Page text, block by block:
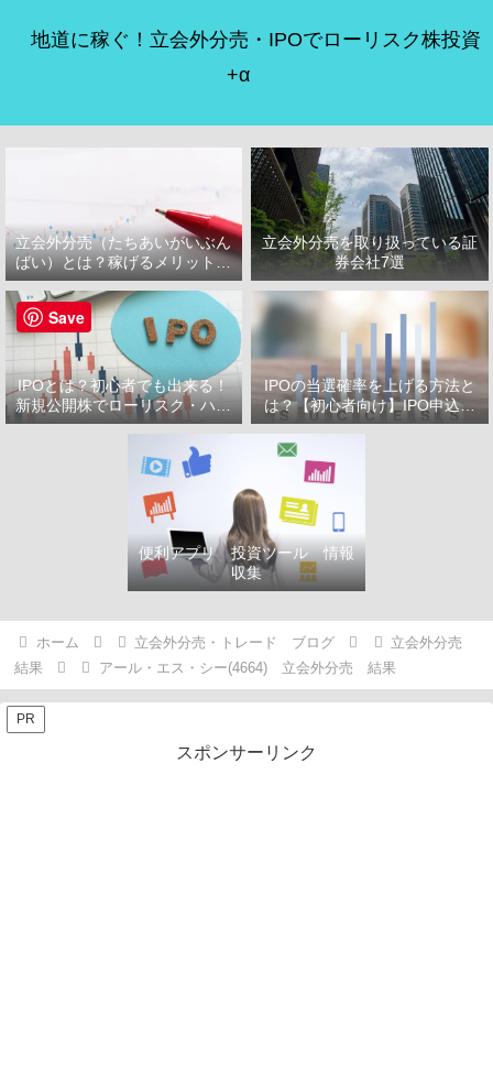
地道に稼ぐ！立会外分売・IPOでローリスク株投資
+α
立会外分売（たちあいがいぶん
ばい）とは？稼げるメリット・
デメリット
立会外分売を取り扱っている証
券会社7選
IPOとは？初心者でも出来る！
新規公開株でローリスク・ハイ
リターン投資をはじめよう！
IPOの当選確率を上げる方法と
は？【初心者向け】IPO申込で
選ぶべき証券会社
便利アプリ 投資ツール 情報
収集
ホーム 立会外分売・トレード ブログ
立会外分売
結果
アール・エス・シー(4664) 立会外分売 結果
PR
スポンサーリンク
Save